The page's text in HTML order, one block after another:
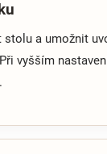
stolu a umožnit
vyšším